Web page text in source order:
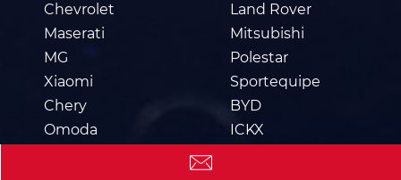
Chevrolet
Maserati
MG
Xiaomi
Chery
Omoda
Land Rover
Mitsubishi
Polestar
Sportequipe
BYD
ICKX